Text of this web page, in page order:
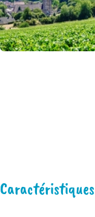
Caractéristiques